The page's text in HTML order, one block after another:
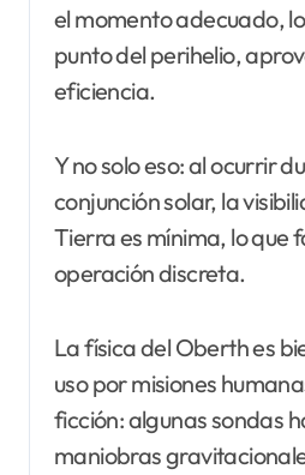
el momento adecuado,
punto del perihelio,
eficiencia.
Y no solo eso: al ocurrir
conjunción solar, la
Tierra es mínima, lo que
operación discreta.
La física del Oberth es
uso por misiones
ficción: algunas sondas
maniobras